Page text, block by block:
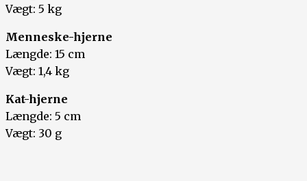
Vægt: 5 kg
Menneske-hjerne
Længde: 15 cm
Vægt: 1,4 kg
Kat-hjerne
Længde: 5 cm
Vægt: 30 g